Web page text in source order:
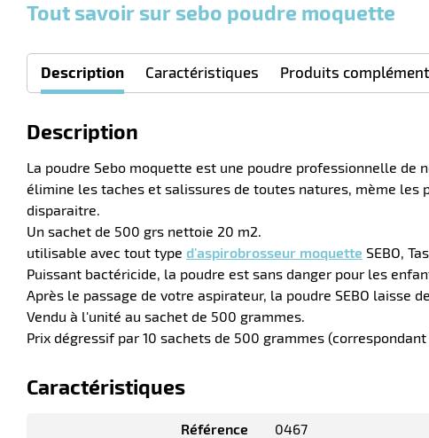
Tout savoir sur sebo poudre moquette
Description Caractéristiques Produits
Description
La poudre Sebo moquette est une poudre professionnelle
élimine les taches et salissures de toutes natures, mème les
disparaitre.
Un sachet de 500 grs nettoie 20 m2.
utilisable avec tout type d'aspirobrosseur moquette SEBO,
Puissant bactéricide, la poudre est sans danger pour les
Après le passage de votre aspirateur, la poudre SEBO laisse
Vendu à l'unité au sachet de 500 grammes.
Prix dégressif par 10 sachets de 500 grammes
Caractéristiques
Référence
0467